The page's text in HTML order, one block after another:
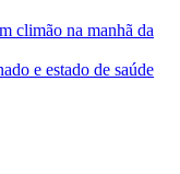
climão na manhã da
e estado de saúde